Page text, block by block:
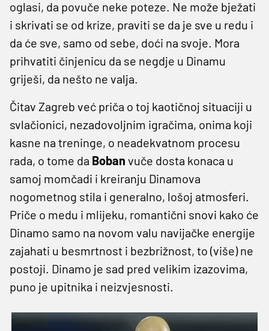
oglasi, da povuče neke poteze. Ne može bježati
i skrivati se od krize, praviti se da je sve u redu i
da će sve, samo od sebe, doći na svoje. Mora
prihvatiti činjenicu da se negdje u Dinamu
griješi, da nešto ne valja.
Čitav Zagreb već priča o toj kaotičnoj situaciji u
svlačionici, nezadovoljnim igračima, onima koji
kasne na treninge, o neadekvatnom procesu
rada, o tome da Boban vuče dosta konaca u
samoj momčadi i kreiranju Dinamova
nogometnog stila i generalno, lošoj atmosferi.
Priče o medu i mlijeku, romantični snovi kako će
Dinamo samo na novom valu navijačke energije
zajahati u besmrtnost i bezbrižnost, to (više) ne
postoji. Dinamo je sad pred velikim izazovima,
puno je upitnika i neizvjesnosti.